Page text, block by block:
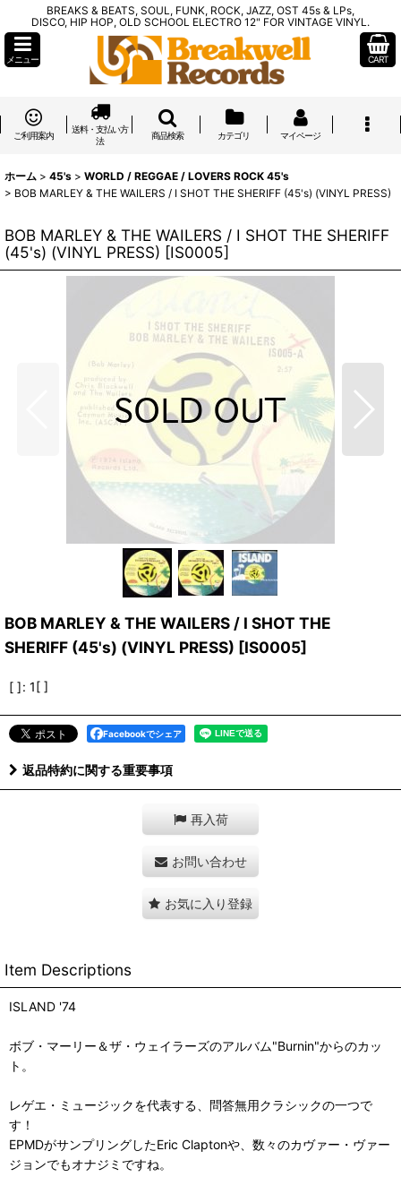
BREAKS & BEATS, SOUL, FUNK, ROCK, JAZZ, OST 45s & LPs,
DISCO, HIP HOP, OLD SCHOOL ELECTRO 12" FOR VINTAGE VINYL.
メニュー CART
ご利用案内
送料・支払い方
法
商品検索 カテゴリ マイページ
ホーム > 45's > WORLD / REGGAE / LOVERS ROCK 45's
> BOB MARLEY & THE WAILERS / I SHOT THE SHERIFF (45's) (VINYL PRESS)
BOB MARLEY & THE WAILERS / I SHOT THE SHERIFF
(45's) (VINYL PRESS) [IS0005]
BOB MARLEY & THE WAILERS / I SHOT THE
SHERIFF (45's) (VINYL PRESS) [IS0005]
[ ]: 1[ ]
Facebookでシェア
返品特約に関する重要事項
再入荷
お問い合わせ
お気に入り登録
Item Descriptions
ISLAND '74
ボブ・マーリー＆ザ・ウェイラーズのアルバム"Burnin"からのカッ
ト。
レゲエ・ミュージックを代表する、問答無用クラシックの一つで
す！
EPMDがサンプリングしたEric Claptonや、数々のカヴァー・ヴァー
ジョンでもオナジミですね。